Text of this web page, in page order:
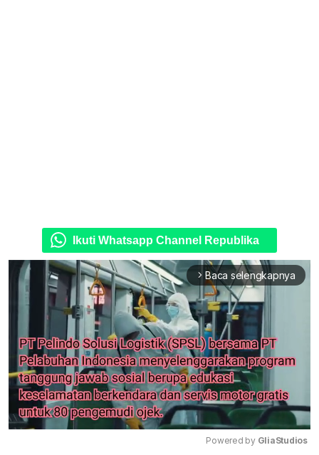
Ikuti Whatsapp Channel Republika
arrow_forward_ios Baca selengkapnya
Powered by GliaStudios